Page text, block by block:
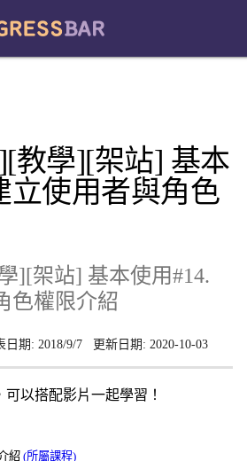
教學][架站] 基本
立使用者與角色
][架站] 基本使用#14.
色權限介紹
日期: 2018/9/7 更新日期: 2020-10-03
以搭配影片一起學習！
紹 (所屬課程)